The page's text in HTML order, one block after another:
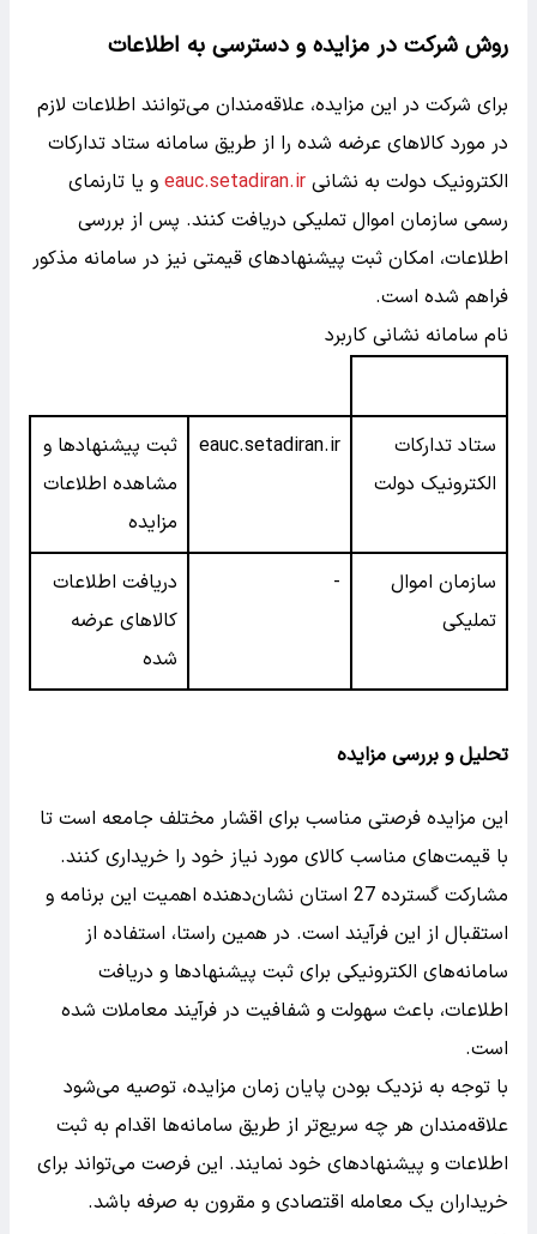
روش شرکت در مزایده و دسترسی به اطلاعات
برای شرکت در این مزایده، علاقه‌مندان می‌توانند اطلاعات لازم
در مورد کالاهای عرضه شده را از طریق سامانه ستاد تدارکات
الکترونیک دولت به نشانی eauc.setadiran.ir و یا تارنمای
رسمی سازمان اموال تملیکی دریافت کنند. پس از بررسی
اطلاعات، امکان ثبت پیشنهادهای قیمتی نیز در سامانه مذکور
فراهم شده است.
نام سامانه نشانی کاربرد
ستاد تدارکات
الکترونیک دولت
eauc.setadiran.ir
ثبت پیشنهادها و
مشاهده اطلاعات
مزایده
سازمان اموال
تملیکی
-
دریافت اطلاعات
کالاهای عرضه
شده
تحلیل و بررسی مزایده
این مزایده فرصتی مناسب برای اقشار مختلف جامعه است تا
با قیمت‌های مناسب کالای مورد نیاز خود را خریداری کنند.
مشارکت گسترده 27 استان نشان‌دهنده اهمیت این برنامه و
استقبال از این فرآیند است. در همین راستا، استفاده از
سامانه‌های الکترونیکی برای ثبت پیشنهادها و دریافت
اطلاعات، باعث سهولت و شفافیت در فرآیند معاملات شده
است.
با توجه به نزدیک بودن پایان زمان مزایده، توصیه می‌شود
علاقه‌مندان هر چه سریع‌تر از طریق سامانه‌ها اقدام به ثبت
اطلاعات و پیشنهادهای خود نمایند. این فرصت می‌تواند برای
خریداران یک معامله اقتصادی و مقرون به صرفه باشد.